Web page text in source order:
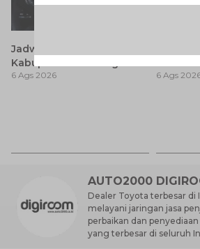
Jadwal SIM Keliling
Kabupaten Bandung
Terbaru 2026 dan
6 Ags 2026
Harga
6 Ags
AUTO2000
Dealer Toyota terbesar di
melayani jaringan jasa
perbaikan dan
yang terbesar di seluruh